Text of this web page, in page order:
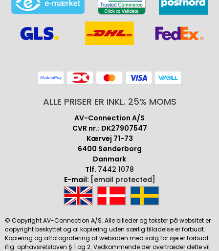
ALLE PRISER ER INKL. 25% MOMS
AV-Connection A/S
CVR nr.: DK27907547
Kærvej 71-73
6400 Sønderborg
Danmark
Tlf. 7442 1078
E-mail: [email protected]
© Copyright AV-Connection A/S. Alle billeder og tekster på websitet er
copyright beskyttet og al kopiering uden særlig tilladelse er forbudt.
Kopiering og affotografering af websiden med salg for øje er forbudt
iflg. ophavsretsloven § 1 og 2. Vedkommende der overtræder dette vil